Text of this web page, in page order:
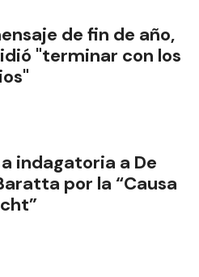
de fin de año,
"terminar con los
indagatoria a De
por la “Causa